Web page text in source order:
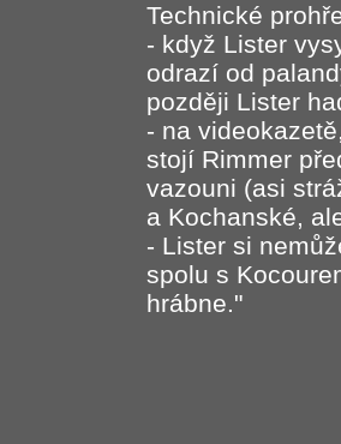
Technické
- když Lister
odrazí od
později Lister
- na
stojí Rimmer
vazouni (asi
a Kochanské,
- Lister si
spolu s
hrábne."